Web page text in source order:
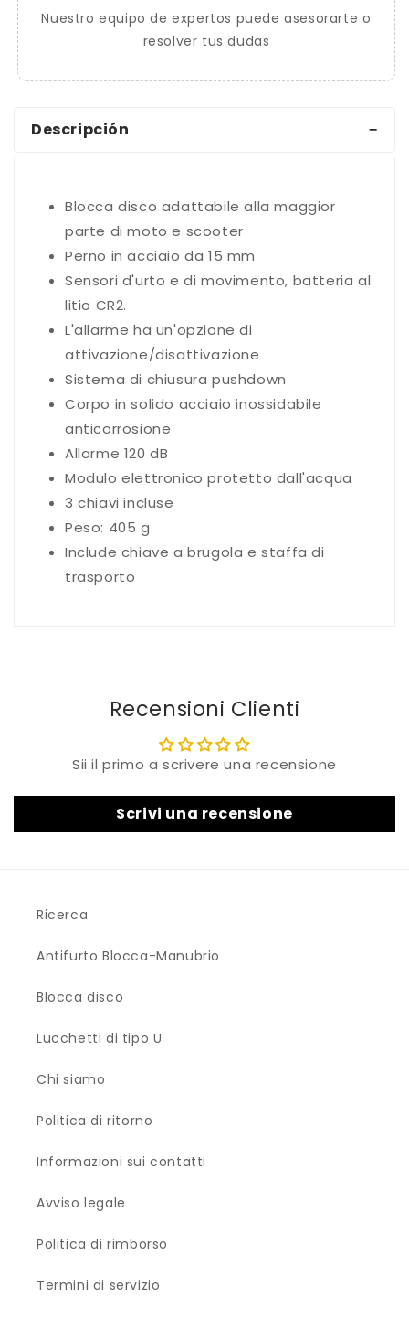
Nuestro equipo de expertos puede asesorarte o
resolver tus dudas
Descripción
Blocca disco adattabile alla maggior
parte di moto e scooter
Perno in acciaio da 15 mm
Sensori d'urto e di movimento, batteria al
litio CR2.
L'allarme ha un'opzione di
attivazione/disattivazione
Sistema di chiusura pushdown
Corpo in solido acciaio inossidabile
anticorrosione
Allarme 120 dB
Modulo elettronico protetto dall'acqua
3 chiavi incluse
Peso: 405 g
Include chiave a brugola e staffa di
trasporto
Recensioni Clienti
Sii il primo a scrivere una recensione
Scrivi una recensione
Ricerca
Antifurto Blocca-Manubrio
Blocca disco
Lucchetti di tipo U
Chi siamo
Politica di ritorno
Informazioni sui contatti
Avviso legale
Politica di rimborso
Termini di servizio